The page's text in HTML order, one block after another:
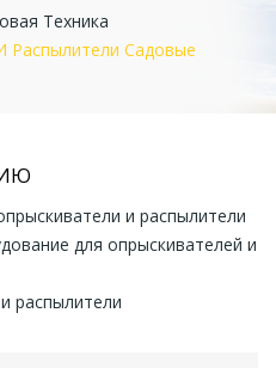
Техника
Распылители Садовые
и распылители
для опрыскивателей и
распылители